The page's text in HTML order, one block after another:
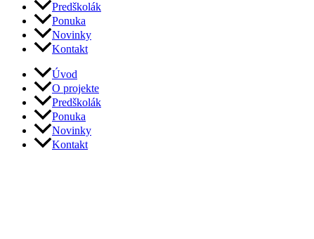
Predškolák
Ponuka
Novinky
Kontakt
Úvod
O projekte
Predškolák
Ponuka
Novinky
Kontakt